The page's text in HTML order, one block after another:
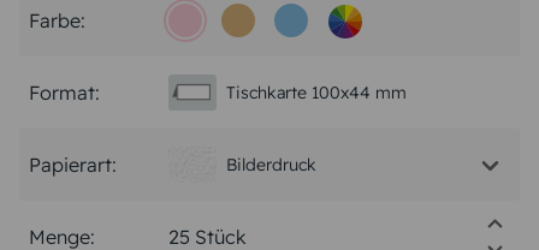
Farbe:
Format: Tischkarte 100x44 mm
Papierart: Bilderdruck
Menge: